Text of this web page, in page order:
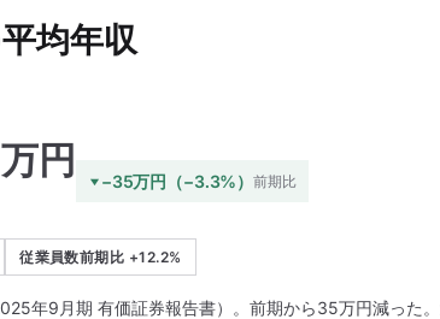
均年収
万円 −35万円（−3.3%）前期比
従業員数前期比 +12.2%
年9月期 有価証券報告書）。前期から35万円減った